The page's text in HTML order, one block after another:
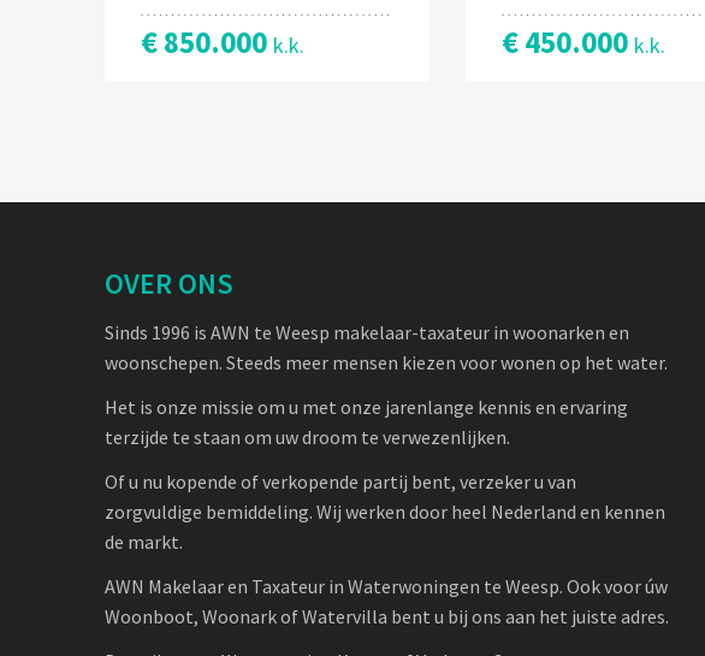
€ 850.000 k.k. € 450.000 k.k.
OVER ONS
Sinds 1996 is AWN te Weesp makelaar-taxateur in woonarken en
woonschepen. Steeds meer mensen kiezen voor wonen op het water.
Het is onze missie om u met onze jarenlange kennis en ervaring
terzijde te staan om uw droom te verwezenlijken.
Of u nu kopende of verkopende partij bent, verzeker u van
zorgvuldige bemiddeling. Wij werken door heel Nederland en kennen
de markt.
AWN Makelaar en Taxateur in Waterwoningen te Weesp. Ook voor úw
Woonboot, Woonark of Watervilla bent u bij ons aan het juiste adres.